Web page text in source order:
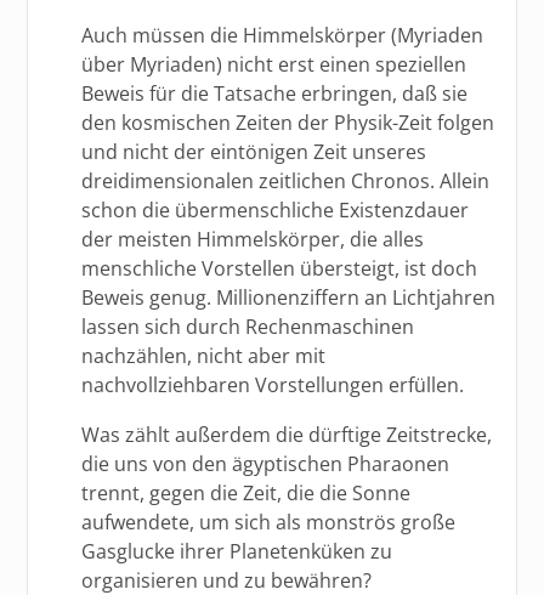
Auch müssen die Himmelskörper (Myriaden
über Myriaden) nicht erst einen speziellen
Beweis für die Tatsache erbringen, daß sie
den kosmischen Zeiten der Physik-Zeit folgen
und nicht der eintönigen Zeit unseres
dreidimensionalen zeitlichen Chronos. Allein
schon die übermenschliche Existenzdauer
der meisten Himmelskörper, die alles
menschliche Vorstellen übersteigt, ist doch
Beweis genug. Millionenziffern an Lichtjahren
lassen sich durch Rechenmaschinen
nachzählen, nicht aber mit
nachvollziehbaren Vorstellungen erfüllen.
Was zählt außerdem die dürftige Zeitstrecke,
die uns von den ägyptischen Pharaonen
trennt, gegen die Zeit, die die Sonne
aufwendete, um sich als monströs große
Gasglucke ihrer Planetenküken zu
organisieren und zu bewähren?